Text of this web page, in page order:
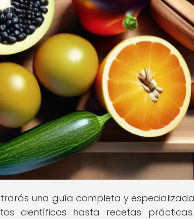
una guía completa y
científicos hasta recetas